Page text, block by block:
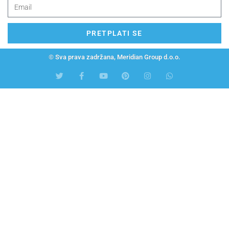
PRETPLATI SE
© Sva prava zadržana, Meridian Group d.o.o.